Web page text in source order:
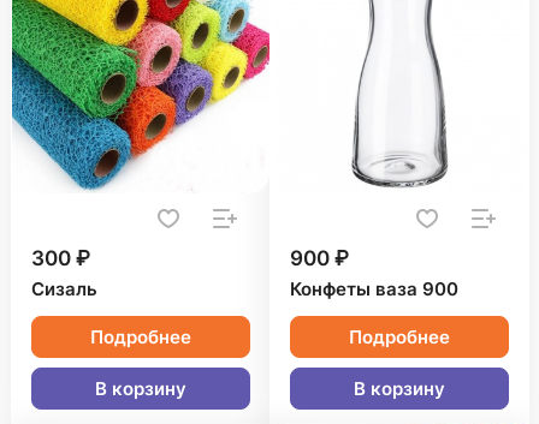
300 ₽
Сизаль
Подробнее
В корзину
900 ₽
Конфеты ваза 900
Подробнее
В корзину